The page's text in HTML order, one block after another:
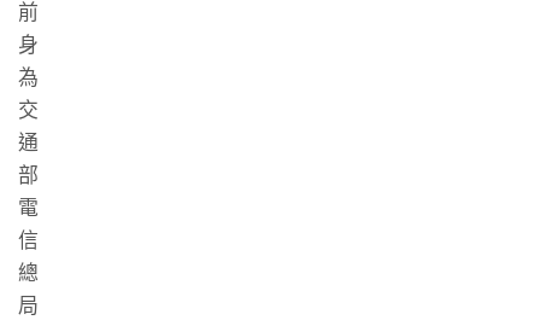
前
身
為
交
通
部
電
信
總
局